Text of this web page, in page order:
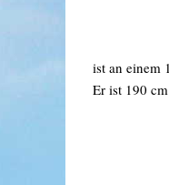
ist an einem
Er ist 190